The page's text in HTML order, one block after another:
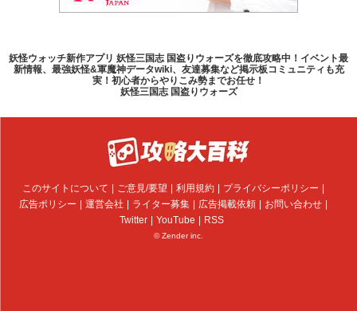
妖怪ウォッチ新作アプリ 妖怪三国志 国盗りウォーズを徹底攻略中！イベント最
新情報、最強妖怪&軍魔神データwiki、友達募集など掲示板コミュニティも充
実！初心者からやりこみ勢までお任せ！
妖怪三国志 国盗りウォーズ
このサイトについて ご意見/要望 利用規約
プライバシーポリシー
広告ポリシー
運営会社 ライター募集 広告掲載依頼
お問い合わせ
Twitter
YouTube RSS
© Zender inc.